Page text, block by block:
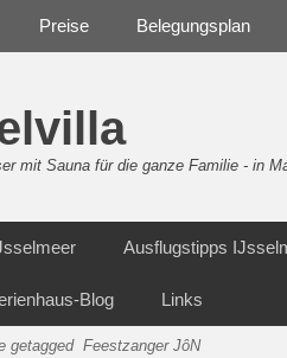
Preise Belegungsplan
mit Sauna für die ganze Familie - in
Ausflugstipps
Blog Links
getagged Feestzanger JôN